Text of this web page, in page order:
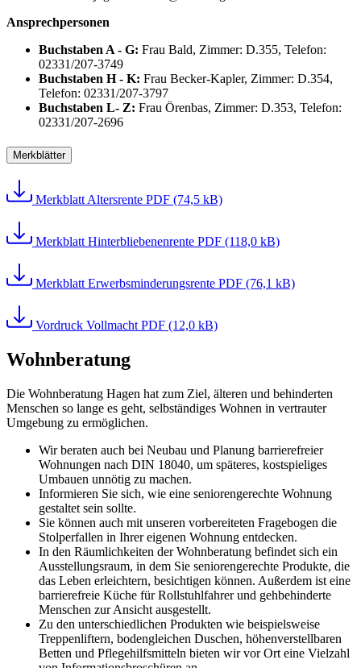
Ansprechpersonen
Buchstaben A - G: Frau Bald, Zimmer: D.355, Telefon:
02331/207-3749
Buchstaben H - K: Frau Becker-Kapler, Zimmer: D.354,
Telefon: 02331/207-3797
Buchstaben L- Z: Frau Örenbas, Zimmer: D.353, Telefon:
02331/207-2696
Merkblätter
Merkblatt Altersrente PDF (74,5 kB)
Merkblatt Hinterbliebenenrente PDF (118,0 kB)
Merkblatt Erwerbsminderungsrente PDF (76,1 kB)
Vordruck Vollmacht PDF (12,0 kB)
Wohnberatung
Die Wohnberatung Hagen hat zum Ziel, älteren und behinderten
Menschen so lange es geht, selbständiges Wohnen in vertrauter
Umgebung zu ermöglichen.
Wir beraten auch bei Neubau und Planung barrierefreier
Wohnungen nach DIN 18040, um späteres, kostspieliges
Umbauen unnötig zu machen.
Informieren Sie sich, wie eine seniorengerechte Wohnung
gestaltet sein sollte.
Sie können auch mit unseren vorbereiteten Fragebogen die
Stolperfallen in Ihrer eigenen Wohnung entdecken.
In den Räumlichkeiten der Wohnberatung befindet sich ein
Ausstellungsraum, in dem Sie seniorengerechte Produkte, die
das Leben erleichtern, besichtigen können. Außerdem ist eine
barrierefreie Küche für Rollstuhlfahrer und gehbehinderte
Menschen zur Ansicht ausgestellt.
Zu den unterschiedlichen Produkten wie beispielsweise
Treppenliftern, bodengleichen Duschen, höhenverstellbaren
Betten und Pflegehilfsmitteln bieten wir vor Ort eine Vielzahl